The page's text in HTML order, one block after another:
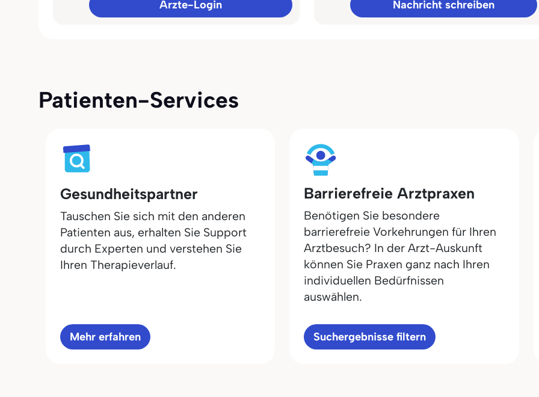
Ärzte-Login Nachricht schreiben
Patienten-Services
Gesundheitspartner
Tauschen Sie sich mit den anderen
Patienten aus, erhalten Sie Support
durch Experten und verstehen Sie
Ihren Therapieverlauf.
Mehr erfahren
Barrierefreie Arztpraxen
Benötigen Sie besondere
barrierefreie Vorkehrungen für Ihren
Arztbesuch? In der Arzt-Auskunft
können Sie Praxen ganz nach Ihren
individuellen Bedürfnissen
auswählen.
Suchergebnisse filtern